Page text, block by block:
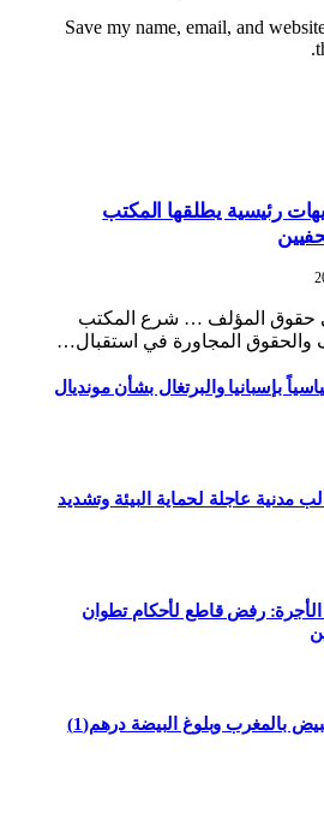
Save my name, email, and
5 توجيهات رئيسية يطلقها المكتب
حقوق المؤلف … شرع المكتب
والحقوق المجاورة في استقبال…
بإسبانيا والبرتغال بشأن مونديال
3 مطالب مدنية عاجلة لحماية البيئة وتشديد
الأجرة: رفض قاطع لأحكام تطوان
ارتفاع ملموساً لأسعار البيض بالمغرب وبلوغ البيضة درهم(1)